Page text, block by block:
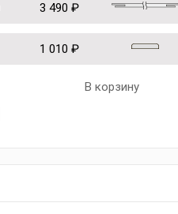
3 490 ₽
1 010 ₽
В корзину